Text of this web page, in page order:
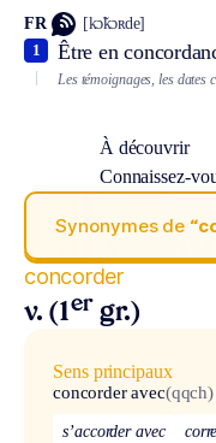
FR [kɔ̃kɔʀde]
Être en
1
Les témoignages, les dates
À découvrir
Connaissez-
Synonymes de
concorder
v. (1er gr.)
Sens principaux
concorder avec(qqch)
s’accorder avec